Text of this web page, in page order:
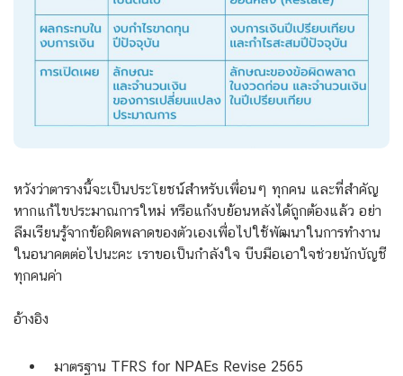
หวังว่าตารางนี้จะเป็นประโยชน์สำหรับเพื่อนๆ ทุกคน และที่สำคัญ
หากแก้ไขประมาณการใหม่ หรือแก้งบย้อนหลังได้ถูกต้องแล้ว อย่า
ลืมเรียนรู้จากข้อผิดพลาดของตัวเองเพื่อไปใช้พัฒนาในการทำงาน
ในอนาคตต่อไปนะคะ เราขอเป็นกำลังใจ บีบมือเอาใจช่วยนักบัญชี
ทุกคนค่า
อ้างอิง
มาตรฐาน TFRS for NPAEs Revise 2565